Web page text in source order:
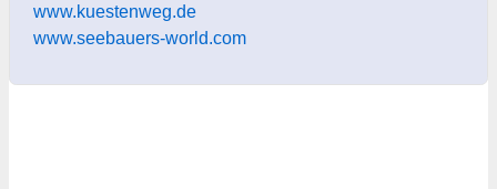
www.kuestenweg.de
www.seebauers-world.com